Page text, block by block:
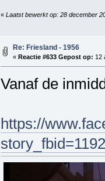
« Laatst bewerkt op: 28 december
Re: Friesland - 1956
« Reactie #633 Gepost op: 12
Vanaf de
https://